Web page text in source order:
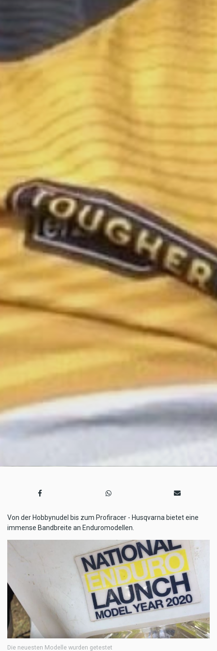
Von der Hobbynudel bis zum Profiracer - Husqvarna bietet eine
immense Bandbreite an Enduromodellen.
Die neuesten Modelle wurden getestet